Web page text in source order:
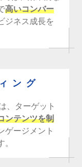
高いコンバー
ジネス成長を
ング
、ターゲット
ンテンツを制
ゲージメント